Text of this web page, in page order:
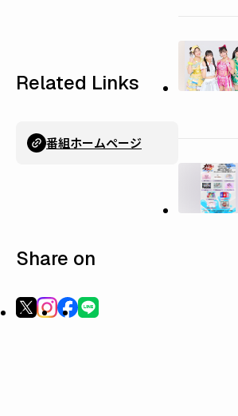
Related Links
番組ホームページ
Share on